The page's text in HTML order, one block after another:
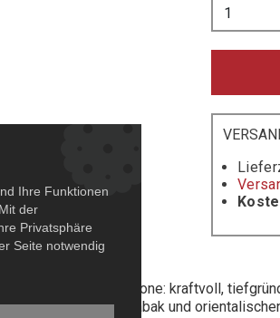
dieses Amarone: kraftvoll,
Bitterschokolade, Tabak und
Ihre Funktionen
der
Privatsphäre
Seite notwendig